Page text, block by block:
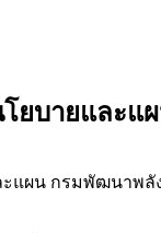
ยบายและ